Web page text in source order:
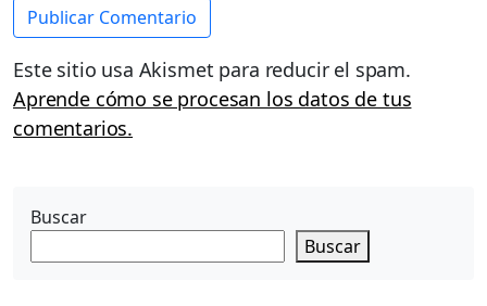
Este sitio usa Akismet para reducir el spam.
Aprende cómo se procesan los datos de tus
comentarios.
Buscar
Buscar